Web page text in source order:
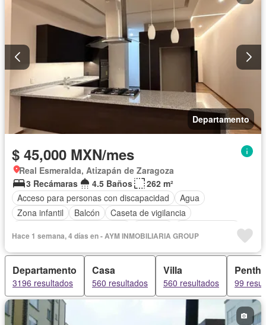
Departamento
$ 45,000 MXN/mes
Real Esmeralda, Atizapán de Zaragoza
3 Recámaras
4.5 Baños
262 m²
Acceso para personas con discapacidad
Agua
Zona infantil
Balcón
Caseta de vigilancia
Cuarto de Limpieza
Cuarto de servicio
Electricidad
Elevador
Estacionamiento Internet
Jardín
Recámara con closet
Sala polivalente
Seguridad
Televisión por cable
Vista panorámica
Wifi
Zonas verdes
Sin amueblar
Hace 1 semana, 4 días en - AYM INMOBILIARIA GROUP
Departamento
3196 resultados
Casa
560 resultados
Villa
560 resultados 99